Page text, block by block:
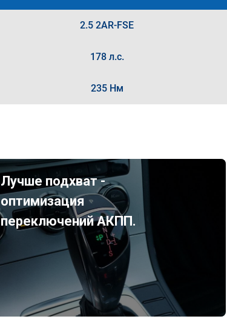
2.5 2AR-FSE
178 л.с.
235 Нм
Лучше подхват -
оптимизация
переключений АКПП.